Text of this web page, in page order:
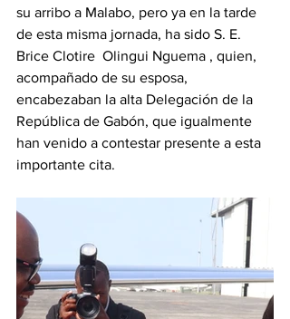
su arribo a Malabo, pero ya en la tarde
de esta misma jornada, ha sido S. E.
Brice Clotire  Olingui Nguema , quien,
acompañado de su esposa,
encabezaban la alta Delegación de la
República de Gabón, que igualmente
han venido a contestar presente a esta
importante cita.